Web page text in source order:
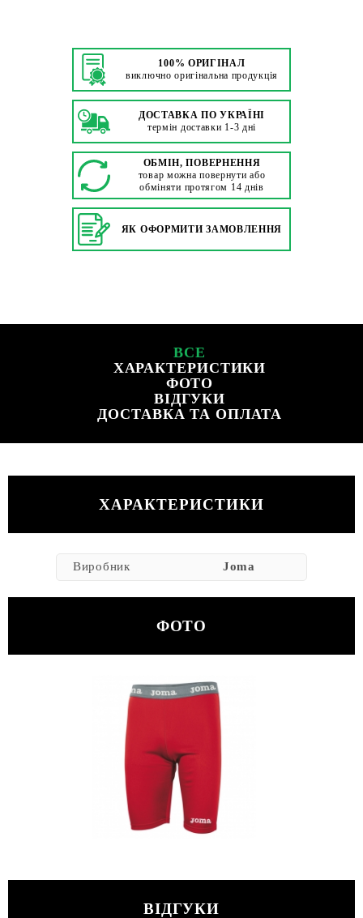
100% ОРИГІНАЛ
виключно оригінальна продукція
ДОСТАВКА ПО УКРАЇНІ
термін доставки 1-3 дні
ОБМІН, ПОВЕРНЕННЯ
товар можна повернути або
обміняти протягом 14 днів
ЯК ОФОРМИТИ ЗАМОВЛЕННЯ
ВСЕ
ХАРАКТЕРИСТИКИ
ФОТО
ВІДГУКИ
ДОСТАВКА ТА ОПЛАТА
ХАРАКТЕРИСТИКИ
Виробник Joma
ФОТО
ВІДГУКИ